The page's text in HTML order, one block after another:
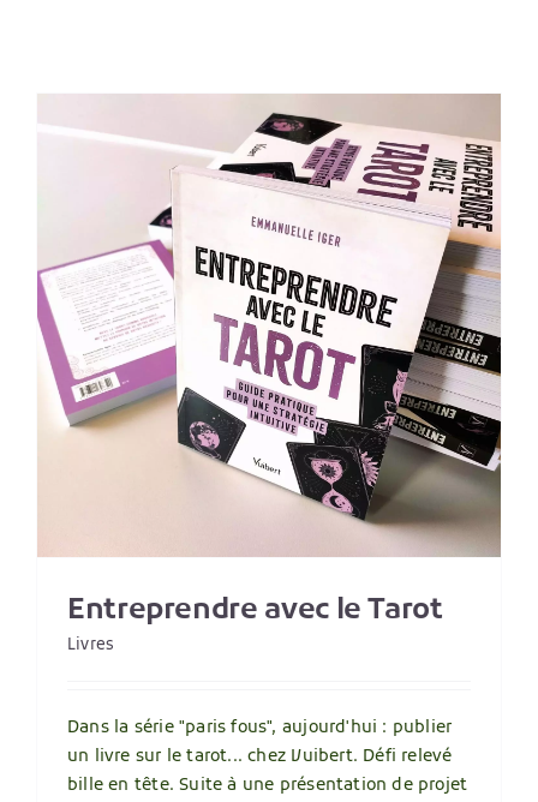
Entreprendre avec le Tarot
Livres
Dans la série "paris fous", aujourd'hui : publier
un livre sur le tarot... chez Vuibert. Défi relevé
bille en tête. Suite à une présentation de projet